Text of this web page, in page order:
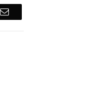
Email